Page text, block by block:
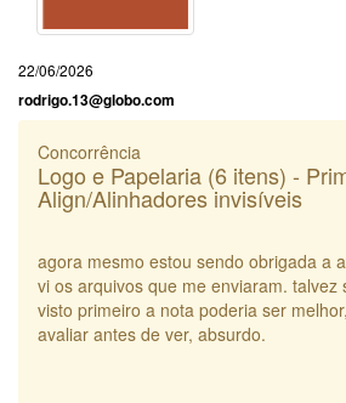
22/06/2026
rodrigo.13@globo.com
Concorrência
Logo e Papelaria (6 itens) -
Align/Alinhadores invisíveis
agora mesmo estou sendo obrigada a
vi os arquivos que me enviaram. talvez
visto primeiro a nota poderia ser
avaliar antes de ver, absurdo.